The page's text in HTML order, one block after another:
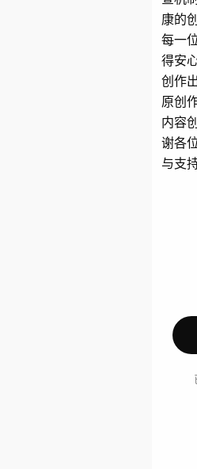
康的
每一
得安
创作
原创
内容
谢各
与支持